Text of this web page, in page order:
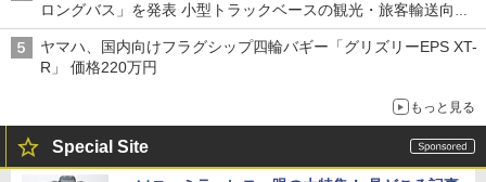
ロングバス」を発表 小型トラックベースの観光・旅客輸送向け
バス
ヤマハ、国内向けフラグシップ四輪バギー「グリズリーEPS XT-
R」 価格220万円
もっと見る
Special Site